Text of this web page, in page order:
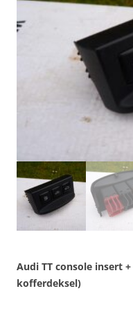
Audi TT console insert
kofferdeksel)